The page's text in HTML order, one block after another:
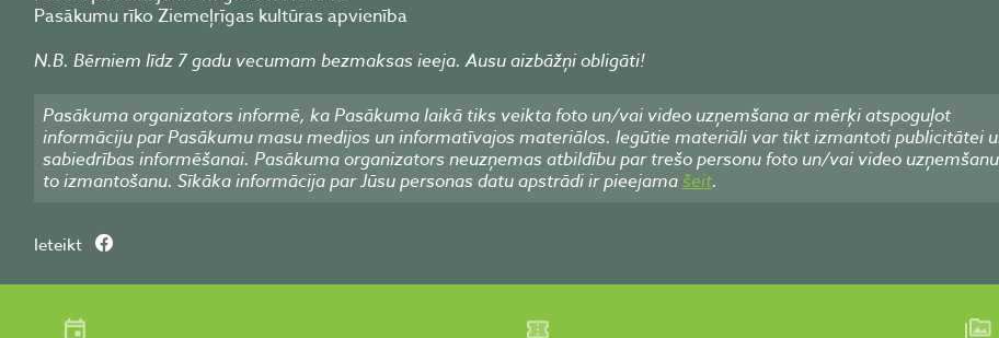
Pasākumu rīko Ziemeļrīgas kultūras apvienība
N.B. Bērniem līdz 7 gadu vecumam bezmaksas ieeja. Ausu aizbāžņi obligāti!
Pasākuma organizators informē, ka Pasākuma laikā tiks veikta foto un/vai video uzņemšana ar mērķi atspoguļot
informāciju par Pasākumu masu medijos un informatīvajos materiālos. Iegūtie materiāli var tikt izmantoti publicitātei
sabiedrības informēšanai. Pasākuma organizators neuzņemas atbildību par trešo personu foto un/vai video
to izmantošanu. Sīkāka informācija par Jūsu personas datu apstrādi ir pieejamašeit.
Ieteikt